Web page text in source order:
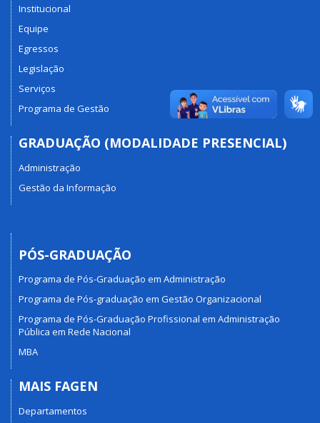
Institucional
Equipe
Egressos
Legislação
Serviços
Programa de Gestão
GRADUAÇÃO (MODALIDADE PRESENCIAL)
Administração
Gestão da Informação
PÓS-GRADUAÇÃO
Programa de Pós-Graduação em Administração
Programa de Pós-graduação em Gestão Organizacional
Programa de Pós-Graduação Profissional em Administração
Pública em Rede Nacional
MBA
MAIS FAGEN
Departamentos